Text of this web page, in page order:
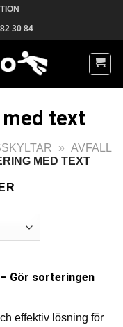
30 84
text
» AVFALL
MED TEXT
Gör sorteringen
effektiv lösning för